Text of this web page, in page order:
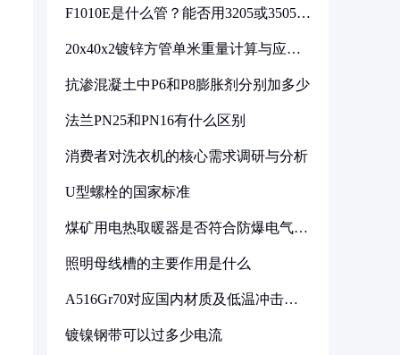
F1010E是什么管？能否用3205或3505代
20x40x2镀锌方管单米重量计算与应用
抗渗混凝土中P6和P8膨胀剂分别加多少
法兰PN25和PN16有什么区别
消费者对洗衣机的核心需求调研与分析
U型螺栓的国家标准
煤矿用电热取暖器是否符合防爆电气设
照明母线槽的主要作用是什么
A516Gr70对应国内材质及低温冲击要
镀镍钢带可以过多少电流